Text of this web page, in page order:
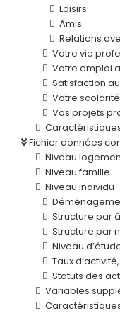
Loisirs
Amis
Relations
Votre vie
Votre emploi
Satisfaction
Votre
Vos projets
Fichier données
Niveau
Niveau famille
Niveau individu
Structure par
Structure par
Niveau
Taux
Statuts des
Variables